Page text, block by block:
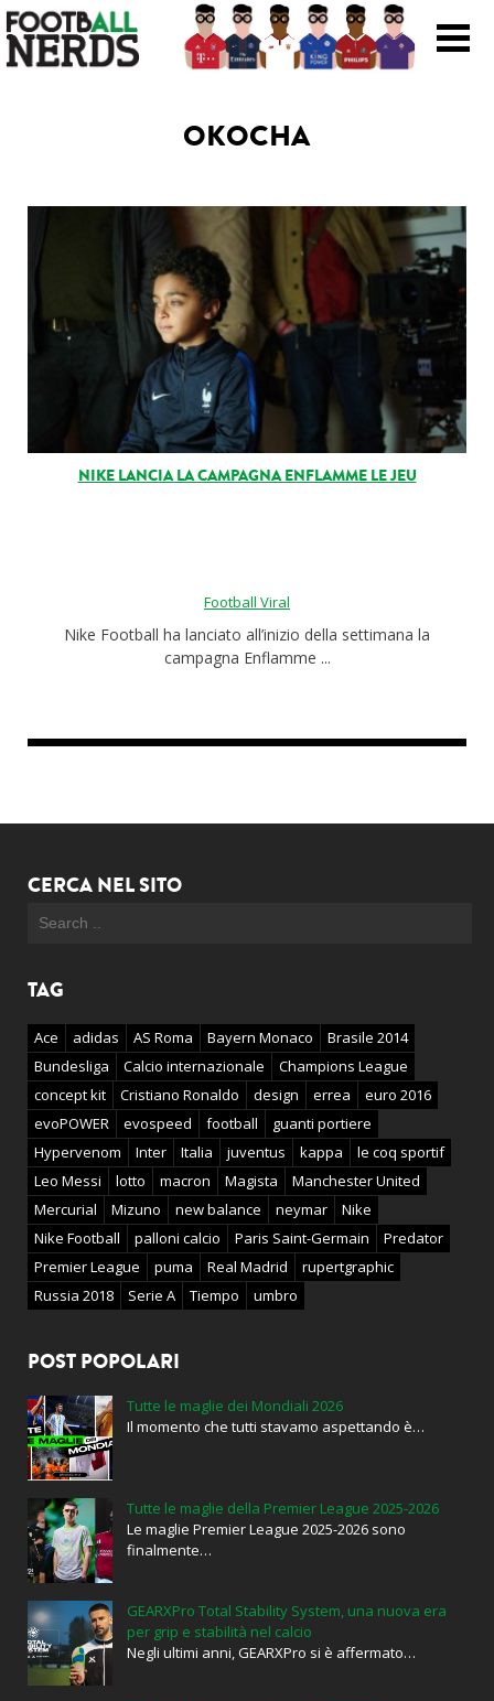
Search
Scarpe
Maglie
Accessori
Magazine Roba Da Nerds
Storie
Football Viral
Chi siamo
OKOCHA
NIKE LANCIA LA CAMPAGNA ENFLAMME LE JEU
Football Viral
Nike Football ha lanciato all’inizio della settimana la
campagna Enflamme ...
CERCA NEL SITO
TAG
Ace adidas AS Roma Bayern Monaco
Brasile 2014
Bundesliga
Calcio internazionale
Champions League
concept kit
Cristiano Ronaldo design errea
euro 2016
evoPOWER
evospeed football
guanti portiere
Hypervenom
Inter Italia juventus kappa
le coq sportif
Leo Messi
lotto macron Magista
Manchester United
Mercurial
Mizuno new balance neymar
Nike
Nike Football
palloni calcio Paris Saint-Germain
Predator
Premier League
puma Real Madrid
rupertgraphic
Russia 2018
Serie A Tiempo umbro
POST POPOLARI
Tutte le maglie dei Mondiali 2026
Il momento che tutti stavamo aspettando è…
Tutte le maglie della Premier League 2025-2026
Le maglie Premier League 2025-2026 sono
finalmente…
GEARXPro Total Stability System, una nuova era
per grip e stabilità nel calcio
Negli ultimi anni, GEARXPro si è affermato…